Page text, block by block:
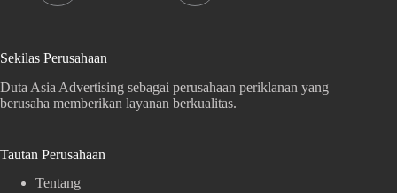
Sekilas Perusahaan
Duta Asia Advertising sebagai perusahaan periklanan yang
berusaha memberikan layanan berkualitas.
Tautan Perusahaan
Tentang